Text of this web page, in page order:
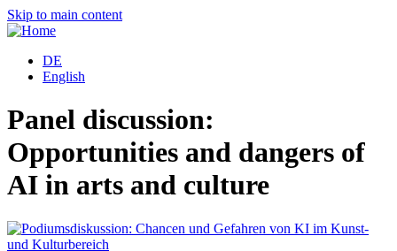
Skip to main content
DE
English
Panel discussion:
Opportunities and dangers of
AI in arts and culture